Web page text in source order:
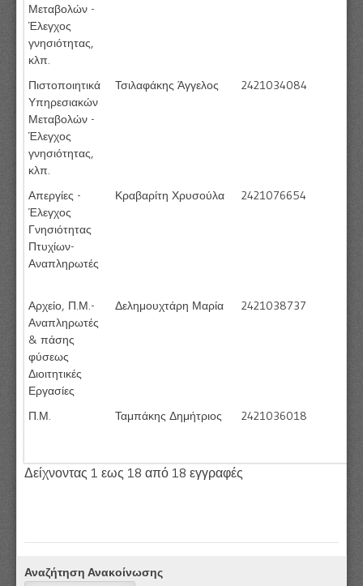
Μεταβολών -
Έλεγχος
γνησιότητας,
κλπ.
Πιστοποιητικά
Υπηρεσιακών
Μεταβολών -
Έλεγχος
γνησιότητας,
κλπ.
Τσιλαφάκης Άγγελος 2421034084
Απεργίες -
Έλεγχος
Γνησιότητας
Πτυχίων-
Αναπληρωτές
Κραβαρίτη Χρυσούλα 2421076654
Αρχείο, Π.Μ.-
Αναπληρωτές
& πάσης
φύσεως
Διοιτητικές
Εργασίες
Δελημουχτάρη Μαρία 2421038737
Π.Μ. Ταμπάκης Δημήτριος 2421036018
Δείχνοντας 1 εως 18 από 18 εγγραφές
Αναζήτηση Ανακοίνωσης